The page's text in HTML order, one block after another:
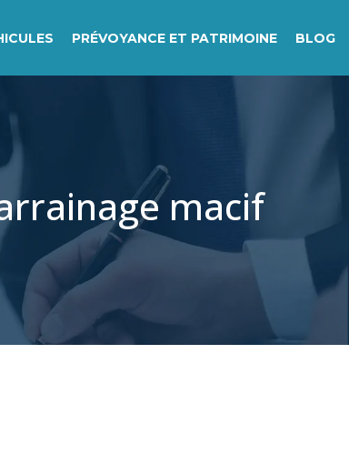
PRÉVOYANCE ET PATRIMOINE BLOG
macif